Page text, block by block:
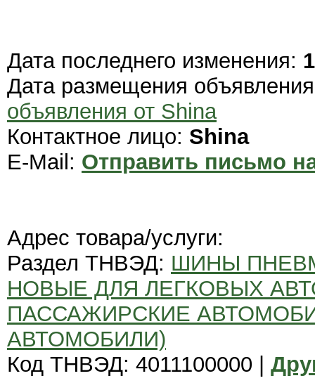
Дата последнего изменения:
Дата размещения
объявления от Shina
Контактное лицо: Shina
E-Mail: Отправить письмо
Адрес товара/услуги:
Раздел ТНВЭД: ШИНЫ
НОВЫЕ ДЛЯ ЛЕГКОВЫХ
ПАССАЖИРСКИЕ
АВТОМОБИЛИ)
Код ТНВЭД: 4011100000 |